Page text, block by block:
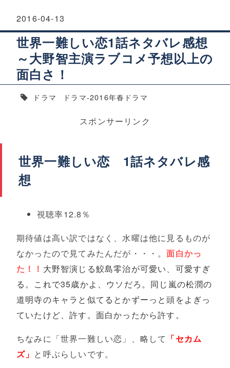
2016-04-13
世界一難しい恋1話ネタバレ感想
～大野智主演ラブコメ予想以上の
面白さ！
ドラマ ドラマ-2016年春ドラマ
スポンサーリンク
世界一難しい恋 1話ネタバレ感
想
視聴率12.8％
期待値は高い訳ではなく、水曜は他に見るものが
なかったので見てみたんだが・・・。面白かっ
た！！ 大野智演じる鮫島零治が可愛い、可愛すぎ
る。これで35歳かよ、ウソだろ。同じ嵐の松潤の
道明寺のキャラと似てるとかずーっと頭をよぎっ
ていたけど、許す。面白かったから許す。
ちなみに「世界一難しい恋」、略して 「セカム
ズ」 と呼ぶらしいです。